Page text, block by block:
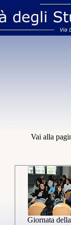
Vai alla
Giornata